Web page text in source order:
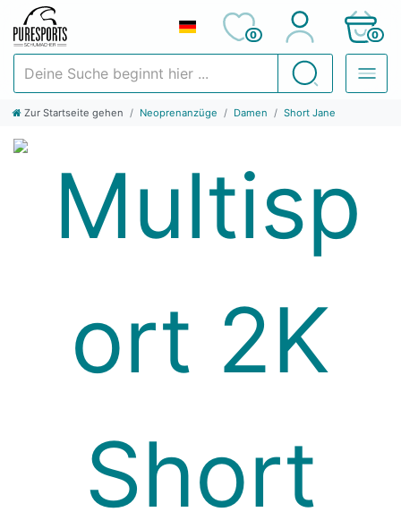
Suchen
0 0
Zur Startseite gehen Neoprenanzüge Damen Short Jane